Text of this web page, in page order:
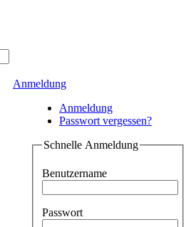
Anmeldung
Anmeldung
Passwort vergessen?
Schnelle Anmeldung
Benutzername
Passwort